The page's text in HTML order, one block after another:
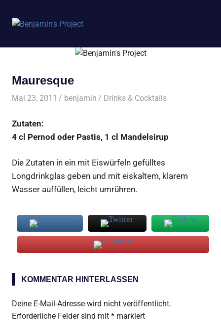
springen
Project
Mauresque
Mai 23, 2011 benjamin Drinks & Cocktails
Zutaten:
4 cl Pernod oder Pastis, 1 cl Mandelsirup
Die Zutaten in ein mit Eiswürfeln gefülltes
Longdrinkglas geben und mit eiskaltem, klarem
Wasser auffüllen, leicht umrühren.
KOMMENTAR HINTERLASSEN
Deine E-Mail-Adresse wird nicht veröffentlicht.
Erforderliche Felder sind mit * markiert